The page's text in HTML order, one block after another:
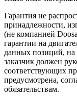
Гарантия не
принадлежности,
(не компанией
гарантии на
данных позиций, на
заказчик должен
соответствующих
предусмотрена,
обязательствам.